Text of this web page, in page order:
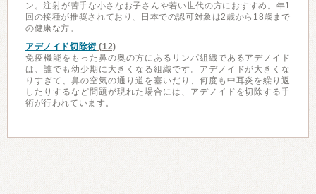
ン。注射が苦手な小さなお子さんや若い世代の方におすすめ。年1
回の接種が推奨されており、日本での認可対象は2歳から18歳まで
の健康な方。
アデノイド切除術 (12)
免疫機能をもった鼻の奥の方にあるリンパ組織であるアデノイド
は、誰でも幼少期に大きくなる組織です。アデノイドが大きくな
りすぎて、鼻の空気の通り道を塞いだり、何度も中耳炎を繰り返
したりするなど問題が現れた場合には、アデノイドを切除する手
術が行われています。